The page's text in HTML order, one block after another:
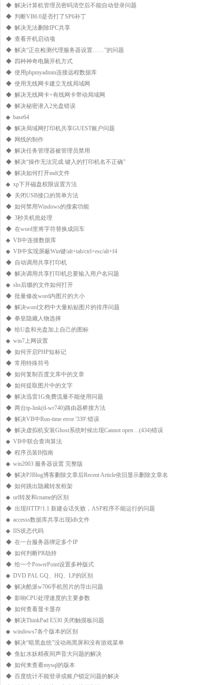
◆ 解决计算机管理员密码清空后不能自动登录问题
◆ 判断VB6.0是否打了SP6补丁
◆ 解决无法删除IPC共享
◆ 查看开机启动项
◆ 解决“正在检测代理服务器设置……”的问题
◆ 四种神奇电脑开机方式
◆ 使用phpmyadmin连接远程数据库
◆ 使用无线网卡建立无线局域网
◆ 解决无线网卡+有线网卡带动局域网
◆ 解决秘密潜入2光盘错误
◆ base64
◆ 解决局域网打印机共享GUEST账户问题
◆ 网线的制作
◆ 解决任务管理器被管理员禁用
◆ 解决“操作无法完成.键入的打印机名不正确”
◆ 解决如何打开mdi文件
◆ xp下开磁盘权限设置方法
◆ 关闭USB接口的简单方法
◆ 如何禁用Windows的搜索功能
◆ 3秒关机批处理
◆ 在word里将字符替换成回车
◆ VB中连接数据库
◆ VB中实现屏蔽Win键/alt+tab/ctrl+esc/alt+f4
◆ 自动调用共享打印机
◆ 解决调用共享打印机总要输入用户名问题
◆ shs后缀的文件如何打开
◆ 批量修改word内图片的大小
◆ 解决word文档中大量粘贴图片的排序问题
◆ 拳皇隐藏人物选择
◆ 给U盘和光盘加上自己的图标
◆ win7上网设置
◆ 如何开启PHP短标记
◆ 常用特殊符号
◆ 如何复制百度文库中的文章
◆ 如何提取图片中的文字
◆ 解决迅雷1G免费流量不能使用问题
◆ 两台tp-link(tl-wr740)路由器桥接方法
◆ 解决VB中Run-time error '339':错误
◆ 解决虚拟机安装Ghost系统时候出现Cannot open ...(434)错误
◆ VB中联合查询算法
◆ 程序员装B指南
◆ win2003 服务器设置 完整版
◆ 解决PJBlog博客删除文章后Recent Article依旧显示删除文章名
◆ 如何跳出隐藏转发框架
◆ url转发和cname的区别
◆ 出现HTTP/1.1 新建会话失败，ASP程序不能运行的问题
◆ accesss数据库共享出现ldb文件
◆ IIS状态代码
◆ 在一台服务器绑定多个IP
◆ 如何判断PR劫持
◆ 给一个PowerPoint设置多种版式
◆ DVD PAL GQ、HQ、LP的区别
◆ 解决酷派w706手机照片的导出问题
◆ 影响CPU处理速度的主要参数
◆ 如何查看显卡显存
◆ 解决ThinkPad E530 关闭触摸板问题
◆ windows7各个版本的区别
◆ 解决“暗黑血统”没动画黑屏和没有游戏菜单
◆ 鱼缸水妖精夜间声音大问题的解决
◆ 如何来查看mysql的版本
◆ 百度统计不能登录或账户锁定问题的解决